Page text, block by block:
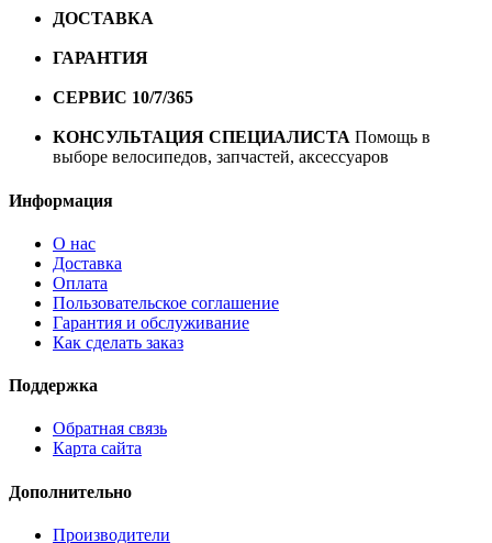
ДОСТАВКА
ГАРАНТИЯ
СЕРВИС 10/7/365
КОНСУЛЬТАЦИЯ СПЕЦИАЛИСТА Помощь в
выборе велосипедов, запчастей, аксессуаров
Информация
О нас
Доставка
Оплата
Пользовательское соглашение
Гарантия и обслуживание
Как сделать заказ
Поддержка
Обратная связь
Карта сайта
Дополнительно
Производители